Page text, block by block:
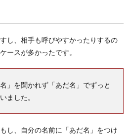
し、相手も呼びやすかったりするの
ースが多かったです。
」を聞かれず「あだ名」でずっと
ました。
し、自分の名前に「あだ名」をつけ